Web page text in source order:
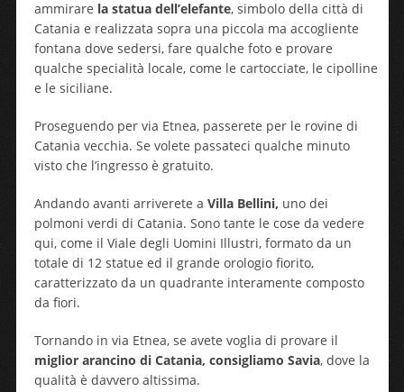
ammirare la statua dell’elefante, simbolo della città di
Catania e realizzata sopra una piccola ma accogliente
fontana dove sedersi, fare qualche foto e provare
qualche specialità locale, come le cartocciate, le cipolline
e le siciliane.
Proseguendo per via Etnea, passerete per le rovine di
Catania vecchia. Se volete passateci qualche minuto
visto che l’ingresso è gratuito.
Andando avanti arriverete a Villa Bellini, uno dei
polmoni verdi di Catania. Sono tante le cose da vedere
qui, come il Viale degli Uomini Illustri, formato da un
totale di 12 statue ed il grande orologio fiorito,
caratterizzato da un quadrante interamente composto
da fiori.
Tornando in via Etnea, se avete voglia di provare il
miglior arancino di Catania, consigliamo Savia, dove la
qualità è davvero altissima.